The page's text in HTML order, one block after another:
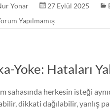
Yonar 27 Eylül 2025
Yapılmamış
Yoke: Hataları
sahasında herkesin isteği
dikkati dağılabilir, yanlış